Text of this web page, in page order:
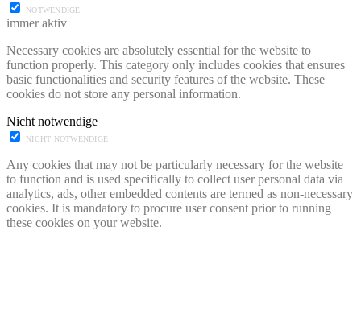
NOTWENDIGE
immer aktiv
Necessary cookies are absolutely essential for the website to
function properly. This category only includes cookies that ensures
basic functionalities and security features of the website. These
cookies do not store any personal information.
Nicht notwendige
NICHT NOTWENDIGE
Any cookies that may not be particularly necessary for the website
to function and is used specifically to collect user personal data via
analytics, ads, other embedded contents are termed as non-necessary
cookies. It is mandatory to procure user consent prior to running
these cookies on your website.